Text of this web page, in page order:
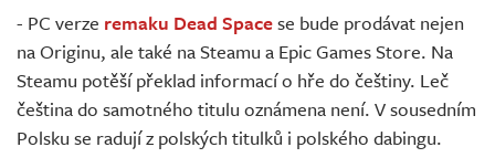
- PC verze remaku Dead Spacese bude prodávat nejen
na Originu, ale také na Steamu a Epic Games Store. Na
Steamu potěší překlad informací o hře do češtiny. Leč
čeština do samotného titulu oznámena není. V sousedním
Polsku se radují z polských titulků i polského dabingu.